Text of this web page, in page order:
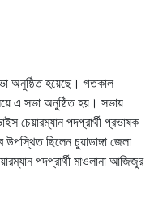
অনুষ্ঠিত হয়েছে। গতকাল
এ সভা অনুষ্ঠিত হয়। সভায়
চেয়ারম্যান পদপ্রার্থী প্রভাষক
ছিলেন চুয়াডাঙ্গা জেলা
পদপ্রার্থী মাওলানা আজিজুর